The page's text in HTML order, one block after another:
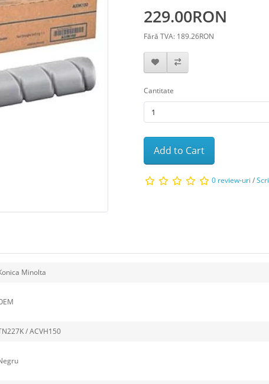
229.00RON
Fără TVA: 189.26RON
Cantitate
Add to Cart
0 review-uri /
Minolta
/ ACVH150